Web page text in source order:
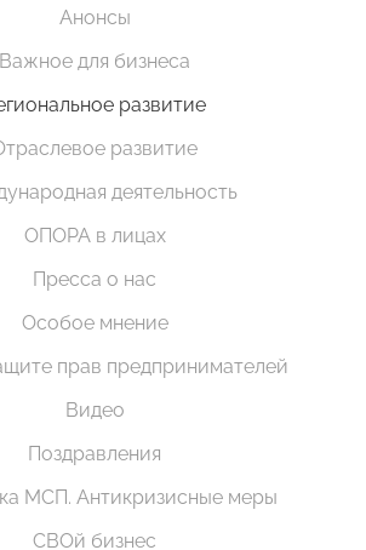
Анонсы
Важное для бизнеса
развитие
развитие
деятельность
ОПОРА в лицах
Пресса о нас
Особое мнение
прав предпринимателей
Видео
Поздравления
МСП. Антикризисные меры
СВОй бизнес